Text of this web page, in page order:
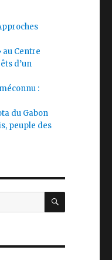
au Centre
d’un
:
du Gabon
peuple des